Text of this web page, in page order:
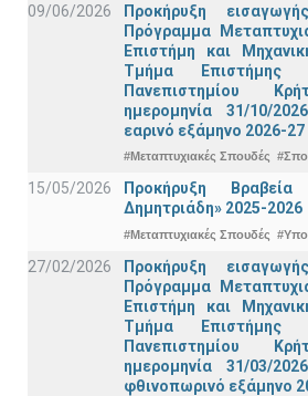
09/06/2026
Προκήρυξη
Πρόγραμμα
Επιστήμη και
Τμήμα Eπιστήμης
Πανεπιστημίου
ημερομηνία 31/10/
εαρινό εξάμηνο 2026-27
#Μεταπτυχιακές Σπουδές
15/05/2026
Προκήρυξη
Δημητριάδη» 2025-2026
#Μεταπτυχιακές Σπουδές
27/02/2026
Προκήρυξη
Πρόγραμμα
Επιστήμη και
Τμήμα Eπιστήμης
Πανεπιστημίου
ημερομηνία 31/03/
φθινοπωρινό εξάμηνο